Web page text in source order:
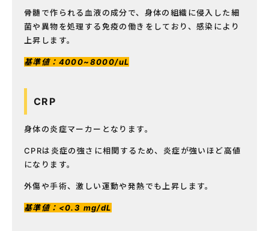
骨髄で作られる血液の成分で、身体の組織に侵入した細
菌や異物を処理する免疫の働きをしており、感染により
上昇します。
基準値：4000~8000/uL
CRP
身体の炎症マーカーとなります。
CPRは炎症の強さに相関するため、炎症が強いほど高値
になります。
外傷や手術、激しい運動や発熱でも上昇します。
基準値：<0.3 mg/dL